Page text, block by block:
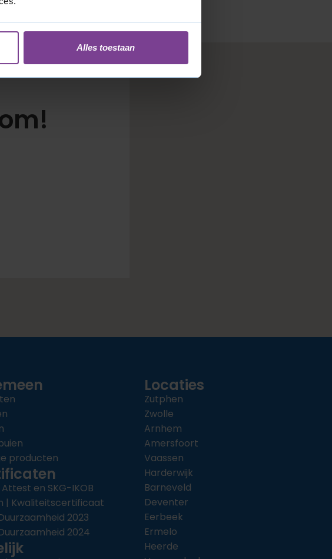
Alles toestaan
producten
Attest en SKG-IKOB
| Kwaliteitscertificaat
2023
2024
Locaties
Zutphen
Zwolle
Arnhem
Amersfoort
Vaassen
Harderwijk
Barneveld
Deventer
Eerbeek
Ermelo
Heerde